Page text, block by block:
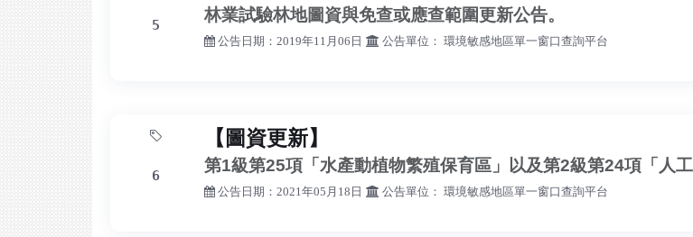
5
林業試驗林地圖資與免查或應查範圍更新公告。
公告日期：2019年11月06日 公告單位： 環境敏感地區單一窗口查詢平台
6
【圖資更新】
第1級第25項「水產動植物繁殖保育區」以及第2級第24項「人
公告日期：2021年05月18日 公告單位： 環境敏感地區單一窗口查詢平台